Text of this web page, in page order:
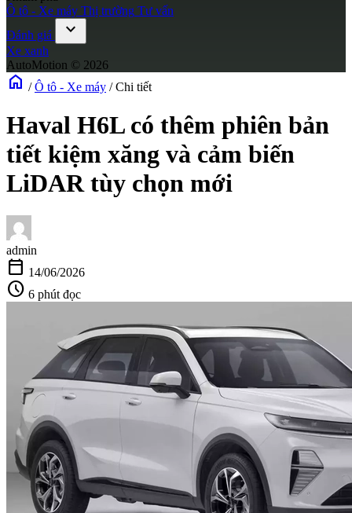
Ô tô - Xe máy Thị trường Tư vấn
Đánh giá
expand_more
Xe xanh
AutoMotion © 2026
home / Ô tô - Xe máy / Chi tiết
Haval H6L có thêm phiên bản
tiết kiệm xăng và cảm biến
LiDAR tùy chọn mới
admin
calendar_today 14/06/2026
schedule 6 phút đọc